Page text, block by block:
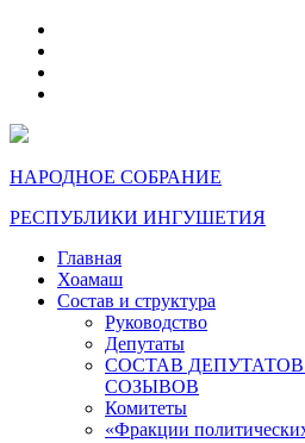
НАРОДНОЕ СОБРАНИЕ
РЕСПУБЛИКИ ИНГУШЕТИЯ
Главная
Хоамаш
Состав и структура
Руководство
Депутаты
СОСТАВ
СОЗЫВОВ
Комитеты
«Фракции